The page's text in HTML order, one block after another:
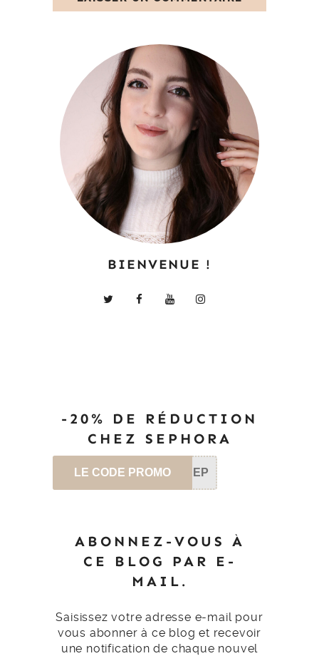
BIENVENUE !
-20% DE RÉDUCTION
CHEZ SEPHORA
LE CODE PROMO SEP
ABONNEZ-VOUS À
CE BLOG PAR E-
MAIL.
Saisissez votre adresse e-mail pour
vous abonner à ce blog et recevoir
une notification de chaque nouvel